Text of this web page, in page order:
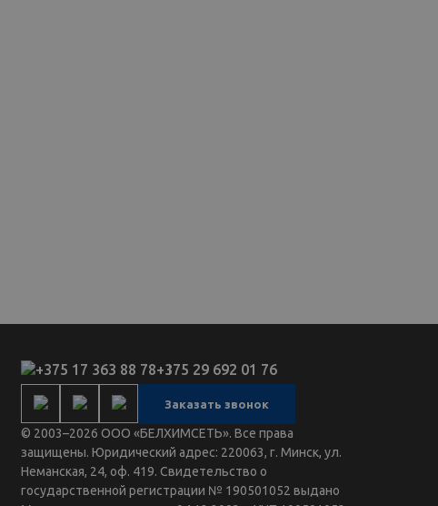
+375 17 363 88 78+375 29 692 01 76
Заказать звонок
© 2003–2026 ООО «БЕЛХИМСЕТЬ». Все права
защищены. Юридический адрес: 220063, г. Минск, ул.
Неманская, 24, оф. 419. Свидетельство о
государственной регистрации № 190501052 выдано